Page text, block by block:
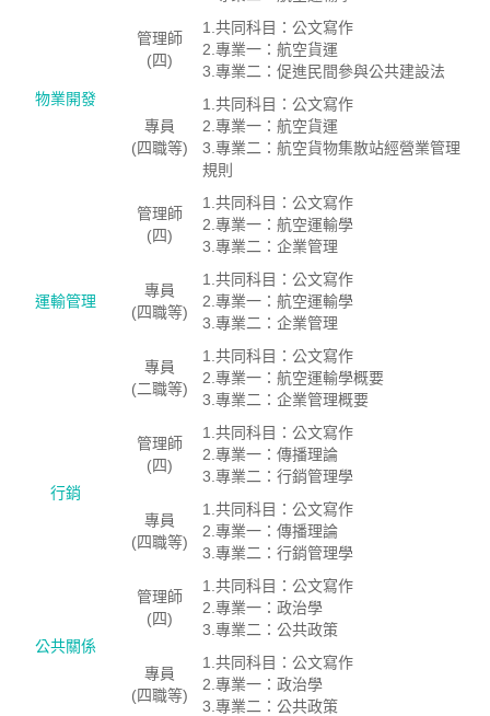
物業開發
管理師
(四)
1.共同科目：公文寫作
2.專業一：航空貨運
3.專業二：促進民間參與公共建設法
專員
(四職等)
1.共同科目：公文寫作
2.專業一：航空貨運
3.專業二：航空貨物集散站經營業管理
規則
運輸管理
管理師
(四)
1.共同科目：公文寫作
2.專業一：航空運輸學
3.專業二：企業管理
專員
(四職等)
1.共同科目：公文寫作
2.專業一：航空運輸學
3.專業二：企業管理
專員
(二職等)
1.共同科目：公文寫作
2.專業一：航空運輸學概要
3.專業二：企業管理概要
行銷
管理師
(四)
1.共同科目：公文寫作
2.專業一：傳播理論
3.專業二：行銷管理學
專員
(四職等)
1.共同科目：公文寫作
2.專業一：傳播理論
3.專業二：行銷管理學
公共關係
管理師
(四)
1.共同科目：公文寫作
2.專業一：政治學
3.專業二：公共政策
專員
(四職等)
1.共同科目：公文寫作
2.專業一：政治學
3.專業二：公共政策